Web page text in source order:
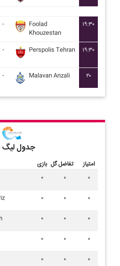
-
Foolad
Khouzestan
۱۹:۳۰
- Perspolis Tehran ۱۹:۳۰
- Malavan Anzali ۲۰
جدول لیگ
بازی تفاضل گل
امتیاز
۰ ۰ ۰
۰ ۰ ۰
۰ ۰ ۰
۰ ۰ ۰
۰ ۰ ۰